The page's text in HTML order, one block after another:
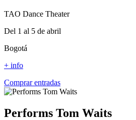
TAO Dance Theater
Del 1 al 5 de abril
Bogotá
+ info
Comprar entradas
Performs Tom Waits